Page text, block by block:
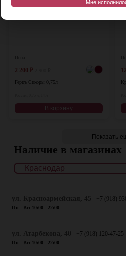
2 200 ₽
Герцъ Сикоры 0,75л
В корзину
Показать
Наличие в магазинах
+7 (918)
Пн - Вс: 10:00 - 22:00
+7 (918) 120-47-25
Пн - Вс: 10:00 - 22:00
Мне